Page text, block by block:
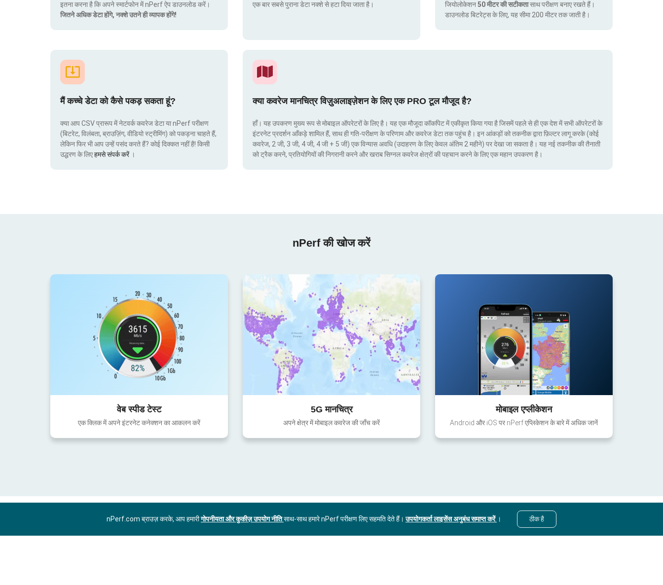
इतना करना है कि अपने स्मार्टफोन में nPerf ऐप डाउनलोड करें।
जितने अधिक डेटा होंगे, नक्शे उतने ही व्यापक होंगे!
एक बार सबसे पुराना डेटा नक्शे से हटा दिया जाता है।
जियोलोकेशन50 मीटर की सटीकतासाथ परीक्षण बनाए रखते हैं।
डाउनलोड बिटरेट्स के लिए, यह सीमा 200 मीटर तक जाती है।
मैं कच्चे डेटा को कैसे पकड़ सकता हूं?
क्या आप CSV प्रारूप में नेटवर्क कवरेज डेटा या nPerf परीक्षण
(बिटरेट, विलंबता, ब्राउज़िंग, वीडियो स्ट्रीमिंग) को पकड़ना चाहते हैं,
लेकिन फिर भी आप उन्हें पसंद करते हैं? कोई दिक्कत नहीं है! किसी
उद्धरण के लिएहमसे संपर्क करें ।
क्या कवरेज मानचित्र विज़ुअलाइज़ेशन के लिए एक PRO टूल मौजूद है?
हाँ। यह उपकरण मुख्य रूप से मोबाइल ऑपरेटरों के लिए है। यह एक मौजूदा कॉकपिट में एकीकृत किया गया है जिसमें पहले से ही एक देश में सभी ऑपरेटरों के
इंटरनेट प्रदर्शन आँकड़े शामिल हैं, साथ ही गति-परीक्षण के परिणाम और कवरेज डेटा तक पहुंच है। इन आंकड़ों को तकनीक द्वारा फ़िल्टर लागू करके (कोई
कवरेज, 2 जी, 3 जी, 4 जी, 4 जी + 5 जी) एक विन्यास अवधि (उदाहरण के लिए केवल अंतिम 2 महीने) पर देखा जा सकता है। यह नई तकनीक की तैनाती
को ट्रैक करने, प्रतियोगियों की निगरानी करने और खराब सिग्नल कवरेज क्षेत्रों की पहचान करने के लिए एक महान उपकरण है।
nPerf की खोज करें
वेब स्पीड टेस्ट
एक क्लिक में अपने इंटरनेट कनेक्शन का आकलन करें
5G मानचित्र
अपने क्षेत्र में मोबाइल कवरेज की जाँच करें
मोबाइल एप्लीकेशन
Android और iOS पर nPerf एप्लिकेशन के बारे में अधिक जानें
nPerf.com ब्राउज़ करके, आप हमारीगोपनीयता और कुकीज़ उपयोग नीतिसाथ-साथ हमारे nPerf परीक्षण लिए सहमति देते हैं।उपयोगकर्ता लाइसेंस अनुबंध समाप्त करें । ठीक है